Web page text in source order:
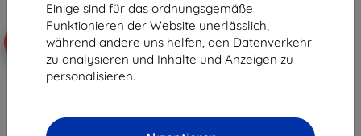
Einige sind für das ordnungsgemäße
Funktionieren der Website unerlässlich,
während andere uns helfen, den Datenverkehr
zu analysieren und Inhalte und Anzeigen zu
personalisieren.
-10%